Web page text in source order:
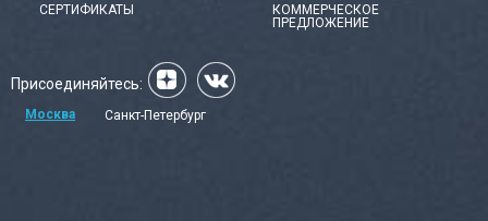
СЕРТИФИКАТЫ
КОММЕРЧЕСКОЕ
ПРЕДЛОЖЕНИЕ
Присоединяйтесь:
Москва Санкт-Петербург